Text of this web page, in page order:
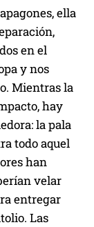
ella
en el
y nos
Mientras la
hay
la pala
todo aquel
han
velar
entregar
Las